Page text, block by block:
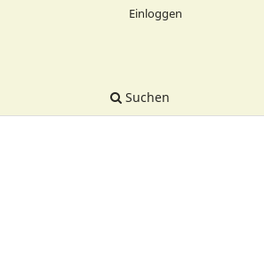
Suchen
Einloggen